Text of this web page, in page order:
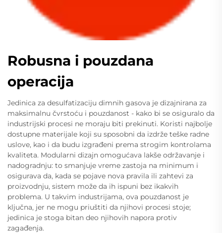
Robusna i pouzdana
operacija
Jedinica za desulfatizaciju dimnih gasova je dizajnirana za
maksimalnu čvrstoću i pouzdanost - kako bi se osiguralo da
industrijski procesi ne moraju biti prekinuti. Koristi najbolje
dostupne materijale koji su sposobni da izdrže teške radne
uslove, kao i da budu izgrađeni prema strogim kontrolama
kvaliteta. Modularni dizajn omogućava lakše održavanje i
nadogradnju: to smanjuje vreme zastoja na minimum i
osigurava da, kada se pojave nova pravila ili zahtevi za
proizvodnju, sistem može da ih ispuni bez ikakvih
problema. U takvim industrijama, ova pouzdanost je
ključna, jer ne mogu priuštiti da njihovi procesi stoje;
jedinica je stoga bitan deo njihovih napora protiv
zagađenja.